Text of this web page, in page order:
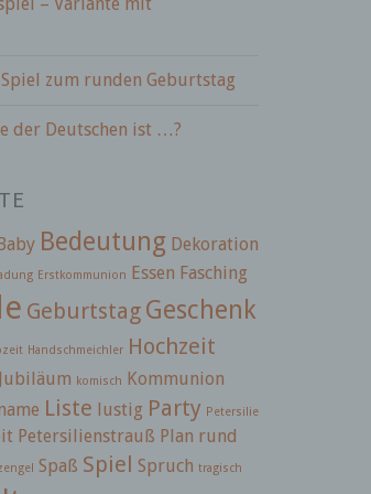
Spiel zum runden Geburtstag
der Deutschen ist …?
Bedeutung Dekoration
Erstkommunion Essen Fasching
Geburtstag Geschenk
Handschmeichler Hochzeit
Jubiläum komisch Kommunion
Liste lustig Party Petersilie
Petersilienstrauß Plan rund
Spaß Spiel Spruch tragisch